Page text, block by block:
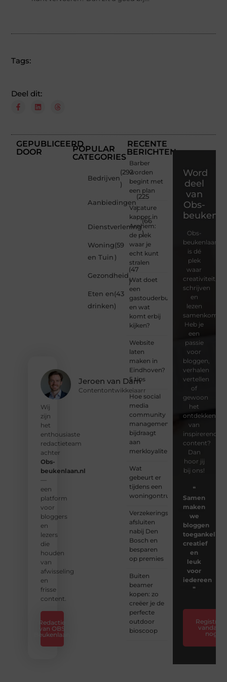
Tags:
Deel dit:
GEPUBLICEERD
DOOR
Jeroen van Dam
Contentontwikkelaarr
Wij
zijn
het
enthousiaste
redactieteam
achter
Obs-
beukenlaan.nl
—
een
platform
voor
bloggers
en
lezers
die
houden
van
afwisseling
en
frisse
content.
Redactie
van OBS
Beukenlaan
POPULAR
CATEGORIES
Bedrijven
(292
)
Aanbiedingen
(225
)
Dienstverlening
(66
)
Woning
en Tuin
(59
)
Gezondheid
(47
)
Eten en
drinken
(43
)
RECENTE
BERICHTEN
Barber
worden
begint met
een plan
Vacature
kapper in
Arnhem:
de plek
waar je
echt kunt
stralen
Wat doet
een
gastouderbureau
en wat
komt erbij
kijken?
Website
laten
maken in
Eindhoven?
5 tips
Hoe social
media
community
management
bijdraagt
aan
merkloyaliteit
Wat
gebeurt er
tijdens een
woningontruiming?
Verzekeringspakket
afsluiten
nabij Den
Bosch en
besparen
op premies
Buiten
beamer
kopen: zo
creëer je de
perfecte
outdoor
bioscoop
Word
deel
van
Obs-
Obs-
beukenlaan.nl
is dé
plek
waar
creativiteit,
schrijven
en
lezen
samenkomen.
Heb je
een
passie
voor
bloggen,
verhalen
vertellen
of
gewoon
het
ontdekken
van
inspirerende
content?
Dan
hoor jij
bij ons!
❝
Samen
maken
we
bloggen
toegankelijk,
creatief
en
leuk
voor
iedereen
❞
Registreer
vandaag
nog